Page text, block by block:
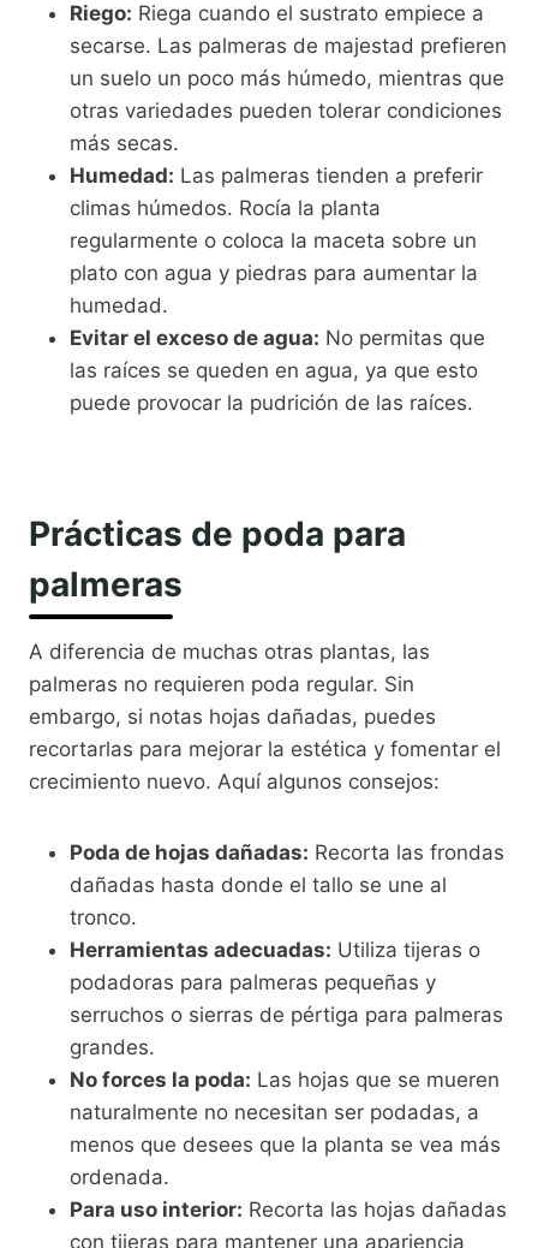
Riego: Riega cuando el sustrato empiece a
secarse. Las palmeras de majestad prefieren
un suelo un poco más húmedo, mientras que
otras variedades pueden tolerar condiciones
más secas.
Humedad: Las palmeras tienden a preferir
climas húmedos. Rocía la planta
regularmente o coloca la maceta sobre un
plato con agua y piedras para aumentar la
humedad.
Evitar el exceso de agua: No permitas que
las raíces se queden en agua, ya que esto
puede provocar la pudrición de las raíces.
Prácticas de poda para
palmeras
A diferencia de muchas otras plantas, las
palmeras no requieren poda regular. Sin
embargo, si notas hojas dañadas, puedes
recortarlas para mejorar la estética y fomentar el
crecimiento nuevo. Aquí algunos consejos:
Poda de hojas dañadas: Recorta las frondas
dañadas hasta donde el tallo se une al
tronco.
Herramientas adecuadas: Utiliza tijeras o
podadoras para palmeras pequeñas y
serruchos o sierras de pértiga para palmeras
grandes.
No forces la poda: Las hojas que se mueren
naturalmente no necesitan ser podadas, a
menos que desees que la planta se vea más
ordenada.
Para uso interior: Recorta las hojas dañadas
con tijeras para mantener una apariencia